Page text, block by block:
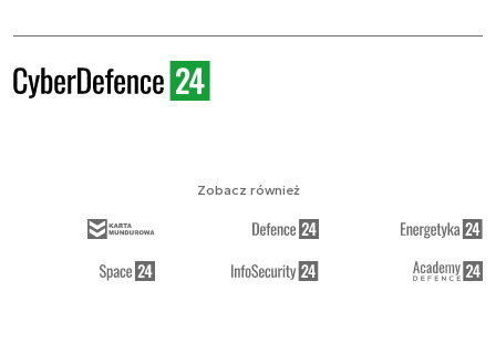
Zobacz również